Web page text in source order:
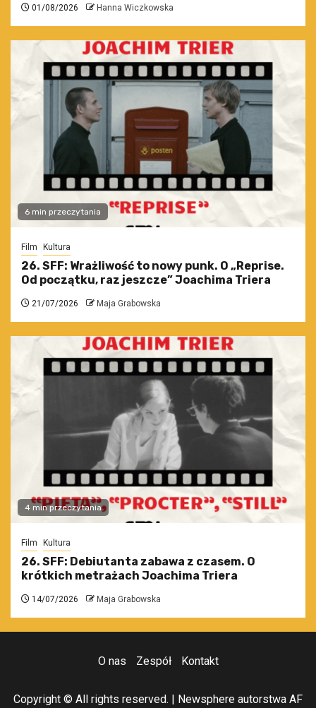
01/08/2026 Hanna Wiczkowska
6 min przeczytania
Film Kultura
26. SFF: Wrażliwość to nowy punk. O „Reprise.
Od początku, raz jeszcze” Joachima Triera
21/07/2026 Maja Grabowska
4 min przeczytania
Film Kultura
26. SFF: Debiutanta zabawa z czasem. O
krótkich metrażach Joachima Triera
14/07/2026 Maja Grabowska
O nas Zespół Kontakt
Copyright © All rights reserved. | Newsphere autorstwa AF